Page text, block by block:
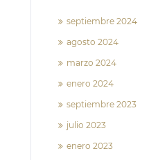
septiembre 2024
agosto 2024
marzo 2024
enero 2024
septiembre 2023
julio 2023
enero 2023